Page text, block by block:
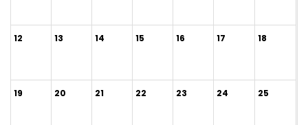
12 13 14 15 16 17 18
19 20 21 22 23 24 25